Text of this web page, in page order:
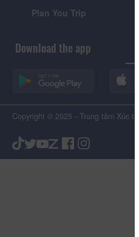
Plan You Trip
Download the app
Copyright © 2025 - Trung tâm Xúc